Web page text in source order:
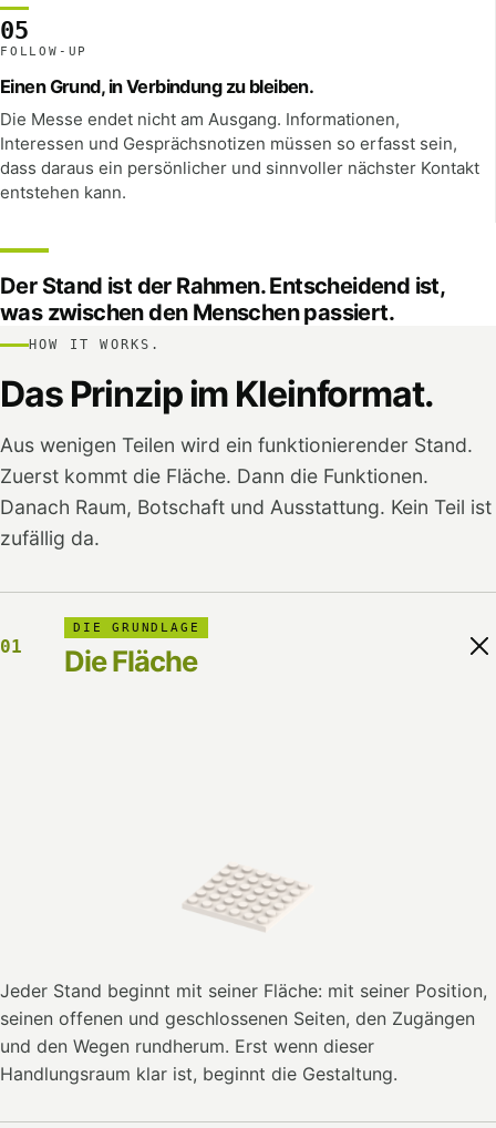
05
FOLLOW-UP
Einen Grund, in Verbindung zu bleiben.
Die Messe endet nicht am Ausgang. Informationen,
Interessen und Gesprächsnotizen müssen so erfasst sein,
dass daraus ein persönlicher und sinnvoller nächster Kontakt
entstehen kann.
Der Stand ist der Rahmen. Entscheidend ist,
was zwischen den Menschen passiert.
HOW IT WORKS.
Das Prinzip im Kleinformat.
Aus wenigen Teilen wird ein funktionierender Stand.
Zuerst kommt die Fläche. Dann die Funktionen.
Danach Raum, Botschaft und Ausstattung. Kein Teil ist
zufällig da.
01
DIE GRUNDLAGE
Die Fläche
Jeder Stand beginnt mit seiner Fläche: mit seiner Position,
seinen offenen und geschlossenen Seiten, den Zugängen
und den Wegen rundherum. Erst wenn dieser
Handlungsraum klar ist, beginnt die Gestaltung.